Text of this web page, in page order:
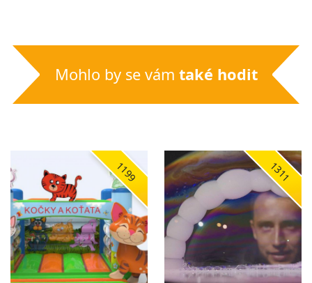
Mohlo by se vám také hodit
1199 1311